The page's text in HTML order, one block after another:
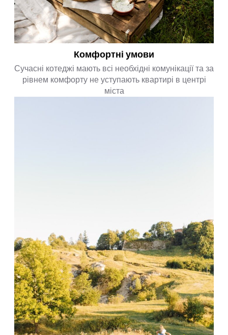
Комфортні умови
Сучасні котеджі мають всі необхідні комунікації та за
рівнем комфорту не уступають квартирі в центрі
міста